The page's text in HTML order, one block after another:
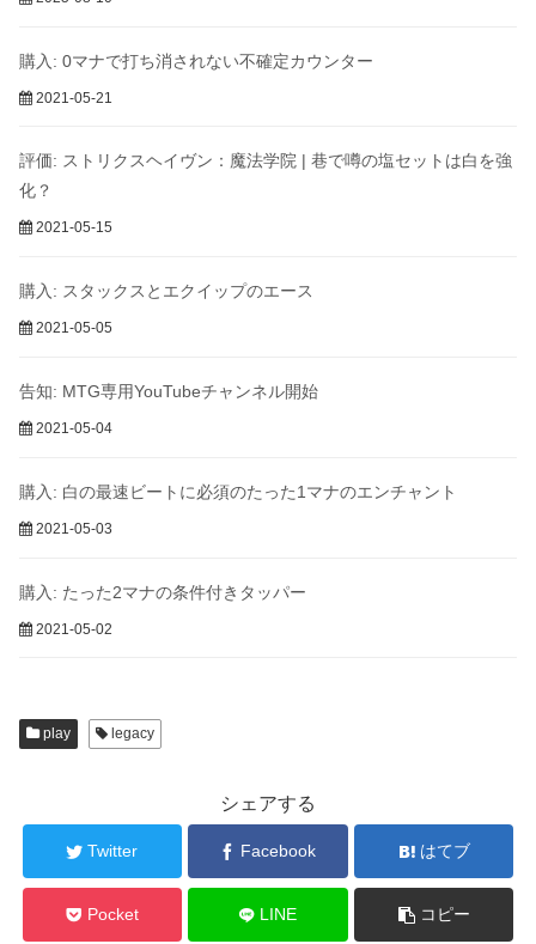
購入: 0マナで打ち消されない不確定カウンター
2021-05-21
評価: ストリクスヘイヴン：魔法学院 | 巷で噂の塩セットは白を強
化？
2021-05-15
購入: スタックスとエクイップのエース
2021-05-05
告知: MTG専用YouTubeチャンネル開始
2021-05-04
購入: 白の最速ビートに必須のたった1マナのエンチャント
2021-05-03
購入: たった2マナの条件付きタッパー
2021-05-02
play legacy
シェアする
Twitter Facebook はてブ
Pocket LINE コピー